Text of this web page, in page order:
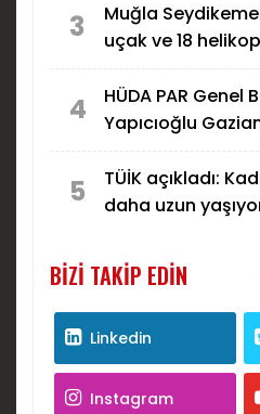
3
Muğla
uçak ve 18
4
HÜDA PAR Genel
Yapıcıoğlu
5
TÜİK açıkladı:
daha uzun
BIZI TAKIP EDIN
Linkedin
Instagram